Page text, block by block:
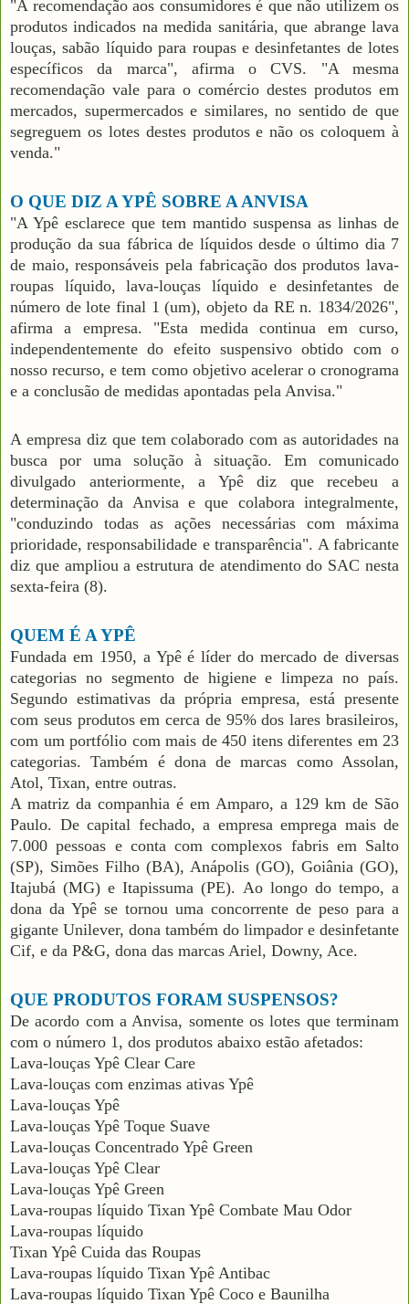
"A recomendação aos consumidores é que não utilizem os
produtos indicados na medida sanitária, que abrange lava
louças, sabão líquido para roupas e desinfetantes de lotes
específicos da marca", afirma o CVS. "A mesma
recomendação vale para o comércio destes produtos em
mercados, supermercados e similares, no sentido de que
segreguem os lotes destes produtos e não os coloquem à
venda."
O QUE DIZ A YPÊ SOBRE A ANVISA
"A Ypê esclarece que tem mantido suspensa as linhas de
produção da sua fábrica de líquidos desde o último dia 7
de maio, responsáveis pela fabricação dos produtos lava-
roupas líquido, lava-louças líquido e desinfetantes de
número de lote final 1 (um), objeto da RE n. 1834/2026",
afirma a empresa. "Esta medida continua em curso,
independentemente do efeito suspensivo obtido com o
nosso recurso, e tem como objetivo acelerar o cronograma
e a conclusão de medidas apontadas pela Anvisa."
A empresa diz que tem colaborado com as autoridades na
busca por uma solução à situação. Em comunicado
divulgado anteriormente, a Ypê diz que recebeu a
determinação da Anvisa e que colabora integralmente,
"conduzindo todas as ações necessárias com máxima
prioridade, responsabilidade e transparência". A fabricante
diz que ampliou a estrutura de atendimento do SAC nesta
sexta-feira (8).
QUEM É A YPÊ
Fundada em 1950, a Ypê é líder do mercado de diversas
categorias no segmento de higiene e limpeza no país.
Segundo estimativas da própria empresa, está presente
com seus produtos em cerca de 95% dos lares brasileiros,
com um portfólio com mais de 450 itens diferentes em 23
categorias. Também é dona de marcas como Assolan,
Atol, Tixan, entre outras.
A matriz da companhia é em Amparo, a 129 km de São
Paulo. De capital fechado, a empresa emprega mais de
7.000 pessoas e conta com complexos fabris em Salto
(SP), Simões Filho (BA), Anápolis (GO), Goiânia (GO),
Itajubá (MG) e Itapissuma (PE). Ao longo do tempo, a
dona da Ypê se tornou uma concorrente de peso para a
gigante Unilever, dona também do limpador e desinfetante
Cif, e da P&G, dona das marcas Ariel, Downy, Ace.
QUE PRODUTOS FORAM SUSPENSOS?
De acordo com a Anvisa, somente os lotes que terminam
com o número 1, dos produtos abaixo estão afetados:
Lava-louças Ypê Clear Care
Lava-louças com enzimas ativas Ypê
Lava-louças Ypê
Lava-louças Ypê Toque Suave
Lava-louças Concentrado Ypê Green
Lava-louças Ypê Clear
Lava-louças Ypê Green
Lava-roupas líquido Tixan Ypê Combate Mau Odor
Lava-roupas líquido
Tixan Ypê Cuida das Roupas
Lava-roupas líquido Tixan Ypê Antibac
Lava-roupas líquido Tixan Ypê Coco e Baunilha